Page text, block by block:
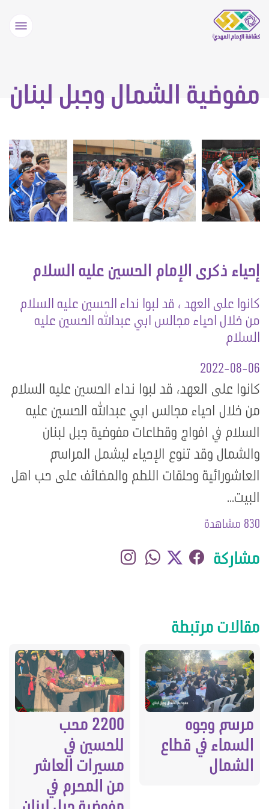
مفوضية الشمال وجبل لبنان
إحياء ذكرى الإمام الحسين عليه السلام
كانوا على العهد ، قد لبوا نداء الحسين عليه السلام
من خلال احياء مجالس ابي عبدالله الحسين عليه
السلام
2022-08-06
كانوا على العهد، قد لبوا نداء الحسين عليه السلام
من خلال احياء مجالس ابي عبدالله الحسين عليه
السلام في افواج وقطاعات مفوضية جبل لبنان
والشمال وقد تنوع الإحياء ليشمل المراسم
العاشورائية وحلقات اللطم والمضائف على حب اهل
البيت...
830 مشاهدة
مشاركة
مقالات مرتبطة
2200 محب
للحسين في
مسيرات العاشر
من المحرم في
مرسم وجوه
السماء في قطاع
الشمال